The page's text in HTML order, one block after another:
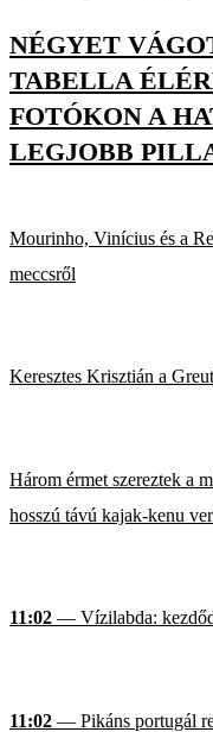
NÉGYET
TABELLA
FOTÓKON A
LEGJOBB
Mourinho, Vinícius és a
meccsről
Keresztes Krisztián a
Három érmet szereztek a
hosszú távú kajak-kenu
11:02 — Vízilabda:
11:02 — Pikáns portugál